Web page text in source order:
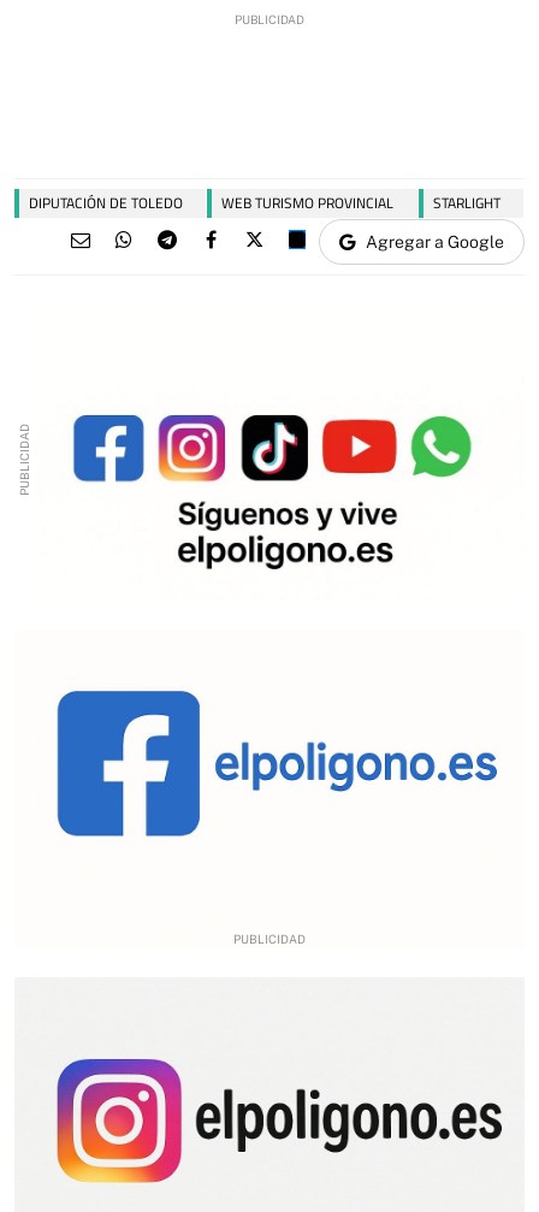
DIPUTACIÓN DE TOLEDO WEB TURISMO PROVINCIAL STARLIGHT
Agregar a Google